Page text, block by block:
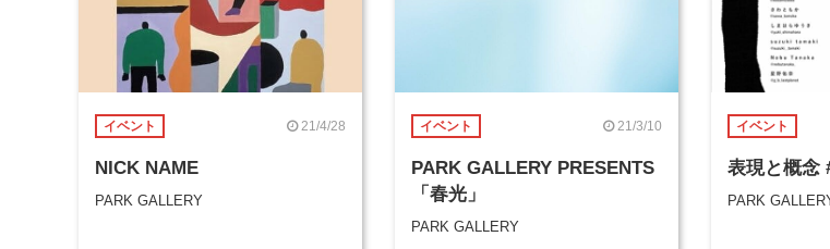
イベント 21/4/28
NICK NAME
PARK GALLERY
イベント 21/3/10
PARK GALLERY PRESENTS
「春光」
PARK GALLERY
イベント
表現と概念
PARK